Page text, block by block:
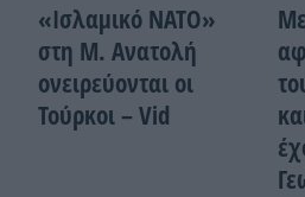
«Ισλαμικό ΝΑΤΟ»
στη Μ. Ανατολή
ονειρεύονται οι
Τούρκοι – Vid